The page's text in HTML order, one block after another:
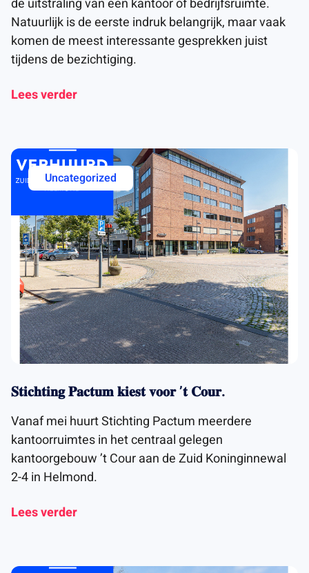
de uitstraling van een kantoor of bedrijfsruimte.
Natuurlijk is de eerste indruk belangrijk, maar vaak
komen de meest interessante gesprekken juist
tijdens de bezichtiging.
Lees verder
Uncategorized
𝐒𝐭𝐢𝐜𝐡𝐭𝐢𝐧𝐠 𝐏𝐚𝐜𝐭𝐮𝐦 𝐤𝐢𝐞𝐬𝐭 𝐯𝐨𝐨𝐫 ’𝐭 𝐂𝐨𝐮𝐫.
Vanaf mei huurt Stichting Pactum meerdere
kantoorruimtes in het centraal gelegen
kantoorgebouw ’t Cour aan de Zuid Koninginnewal
2-4 in Helmond.
Lees verder